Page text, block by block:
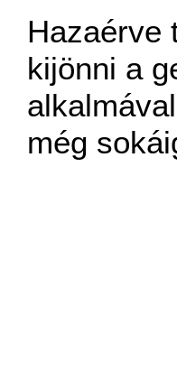
Hazaérve
kijönni a
még